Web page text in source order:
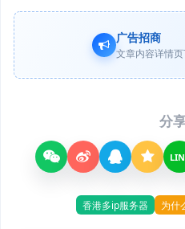
广告招商
文章内容详情页
分
香港多ip服务器 为什